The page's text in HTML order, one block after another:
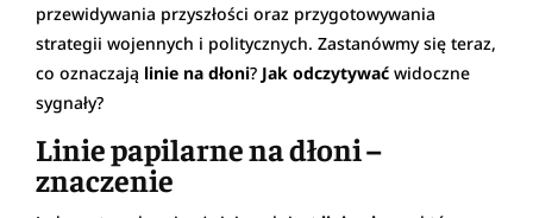
przewidywania przyszłości oraz przygotowywania
strategii wojennych i politycznych. Zastanówmy się teraz,
co oznaczają linie na dłoni? Jak odczytywać widoczne
sygnały?
Linie papilarne na dłoni –
znaczenie